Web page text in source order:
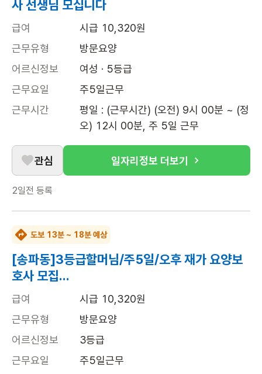
사 선생님 모십니다
급여
시급 10,320원
근무유형
방문요양
어르신정보
여성 · 5등급
근무요일
주5일근무
근무시간
평일 : (근무시간) (오전) 9시 00분 ~ (정
오) 12시 00분, 주 5일 근무
관심 일자리정보 더보기
2일전 등록
도보 13분 ~ 18분 예상
[송파동]3등급할머님/주5일/오후 재가 요양보
호사 모집...
급여
시급 10,320원
근무유형
방문요양
어르신정보
3등급
근무요일
주5일근무